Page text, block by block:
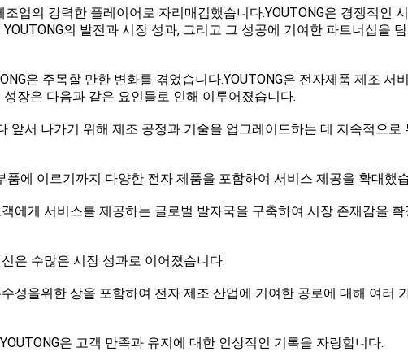
업의 강력한 플레이어로 자리매김했습니다.YOUTONG은 경쟁적인
의 발전과 시장 성과, 그리고 그 성공에 기여한 파트너십을
은 주목할 만한 변화를 겪었습니다.YOUTONG은 전자제품 제조 서
장은 다음과 같은 요인들로 인해 이루어졌습니다.
앞서 나가기 위해 제조 공정과 기술을 업그레이드하는 데 지속적으로
에 이르기까지 다양한 전자 제품을 포함하여 서비스 제공을 확대했
에게 서비스를 제공하는 글로벌 발자국을 구축하여 시장 존재감을 확
은 수많은 시장 성과로 이어졌습니다.
성을위한 상을 포함하여 전자 제조 산업에 기여한 공로에 대해 여러
은 고객 만족과 유지에 대한 인상적인 기록을 자랑합니다.